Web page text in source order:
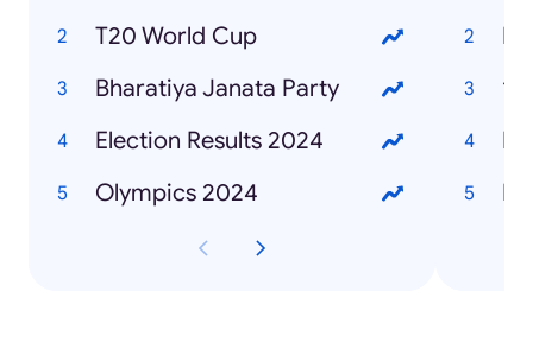
T20 World Cup
Bharatiya Janata Party
Election Results 2024
Olympics 2024